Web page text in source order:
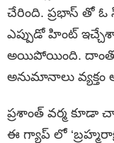
చేరింది. ప్ర‌భాస్ తో
ఎప్పుడో హింట్
అయిపోయింది. దాంతో
అనుమానాలు
ప్ర‌శాంత్ వ‌ర్మ
ఈ గ్యాప్ లో